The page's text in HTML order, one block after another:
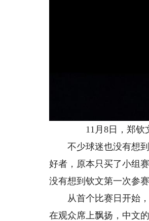
11月8日，郑钦文在
不少球迷也没有想到
好者，原本只买了小组
没有想到钦文第一次参
从首个比赛日开始，
在观众席上飘扬，中文